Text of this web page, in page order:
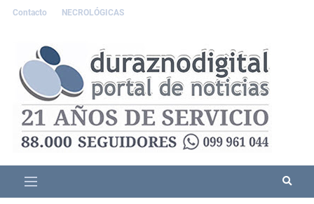
Contacto NECROLÓGICAS